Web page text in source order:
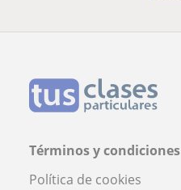
Términos y condiciones
Política de cookies